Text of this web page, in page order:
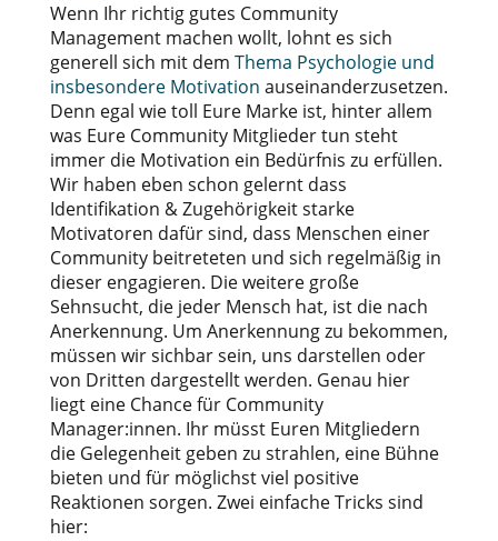
Wenn Ihr richtig gutes Community
Management machen wollt, lohnt es sich
generell sich mit dem Thema Psychologie und
insbesondere Motivation auseinanderzusetzen.
Denn egal wie toll Eure Marke ist, hinter allem
was Eure Community Mitglieder tun steht
immer die Motivation ein Bedürfnis zu erfüllen.
Wir haben eben schon gelernt dass
Identifikation & Zugehörigkeit starke
Motivatoren dafür sind, dass Menschen einer
Community beitreteten und sich regelmäßig in
dieser engagieren. Die weitere große
Sehnsucht, die jeder Mensch hat, ist die nach
Anerkennung. Um Anerkennung zu bekommen,
müssen wir sichbar sein, uns darstellen oder
von Dritten dargestellt werden. Genau hier
liegt eine Chance für Community
Manager:innen. Ihr müsst Euren Mitgliedern
die Gelegenheit geben zu strahlen, eine Bühne
bieten und für möglichst viel positive
Reaktionen sorgen. Zwei einfache Tricks sind
hier: